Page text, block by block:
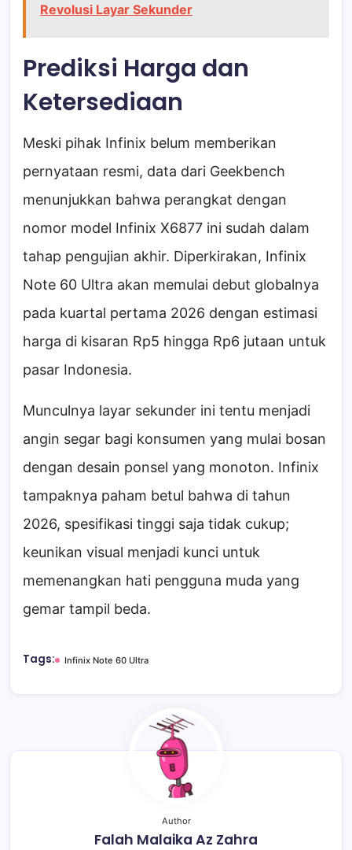
Revolusi Layar Sekunder
Prediksi Harga dan
Ketersediaan
Meski pihak Infinix belum memberikan
pernyataan resmi, data dari Geekbench
menunjukkan bahwa perangkat dengan
nomor model Infinix X6877 ini sudah dalam
tahap pengujian akhir. Diperkirakan, Infinix
Note 60 Ultra akan memulai debut globalnya
pada kuartal pertama 2026 dengan estimasi
harga di kisaran Rp5 hingga Rp6 jutaan untuk
pasar Indonesia.
Munculnya layar sekunder ini tentu menjadi
angin segar bagi konsumen yang mulai bosan
dengan desain ponsel yang monoton. Infinix
tampaknya paham betul bahwa di tahun
2026, spesifikasi tinggi saja tidak cukup;
keunikan visual menjadi kunci untuk
memenangkan hati pengguna muda yang
gemar tampil beda.
Tags: Infinix Note 60 Ultra
Author
Falah Malaika Az Zahra